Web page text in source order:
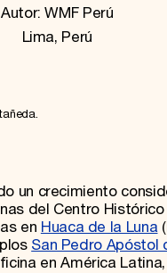
Autor: WMF Perú
Lima, Perú
un crecimiento
del Centro
en Huaca de la Luna
San Pedro Apóstol
en América Latina,